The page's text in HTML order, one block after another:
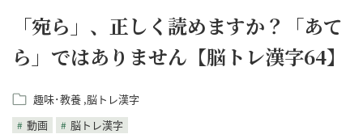
「宛ら」、正しく読めますか？「あて
ら」ではありません【脳トレ漢字64】
趣味･教養 脳トレ漢字
動画
脳トレ漢字